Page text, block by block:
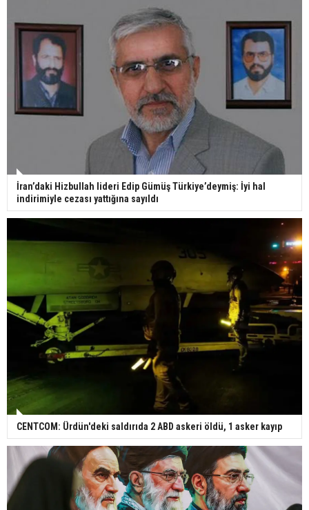
İran’daki Hizbullah lideri Edip Gümüş Türkiye’deymiş: İyi hal
indirimiyle cezası yattığına sayıldı
CENTCOM: Ürdün'deki saldırıda 2 ABD askeri öldü, 1 asker kayıp